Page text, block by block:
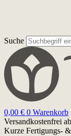
Suche
0,00 € 0 Warenkorb
Versandkostenfrei
Kurze Fertigungs-